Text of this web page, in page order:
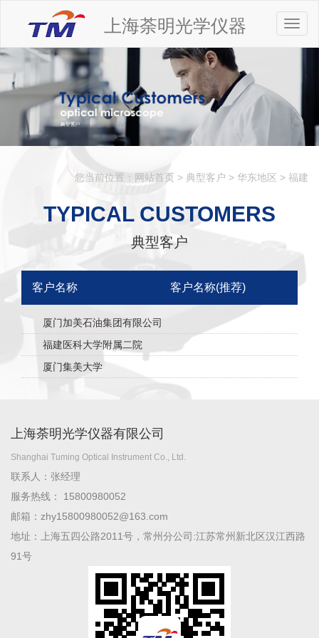
上海荼明光学仪器
您当前位置： 网站首页 > 典型客户 > 华东地区 > 福建
TYPICAL CUSTOMERS
典型客户
客户名称 客户名称(推荐)
厦门加美石油集团有限公司
福建医科大学附属二院
厦门集美大学
上海荼明光学仪器有限公司
Shanghai Tuming Optical Instrument Co., Ltd.
联系人：张经理
服务热线： 15800980052
邮箱：zhy15800980052@163.com
地址：上海五四公路2011号，常州分公司:江苏常州新北区汉江西路
91号